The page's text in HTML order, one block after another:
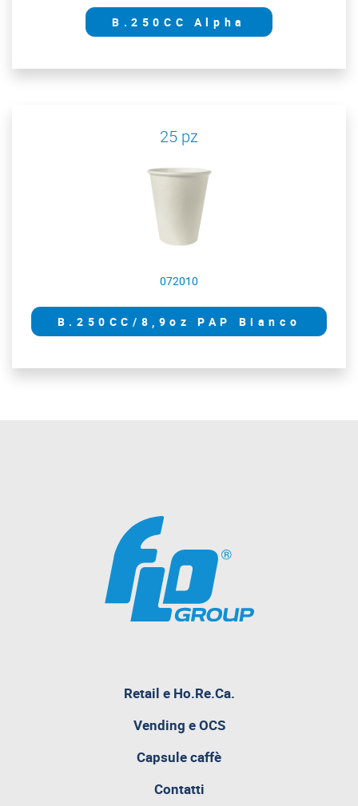
B.250CC Alpha
25 pz
072010
B.250CC/8,9oz PAP Bianco
Retail e Ho.Re.Ca.
Vending e OCSpagina
Capsule caffè
Contatti